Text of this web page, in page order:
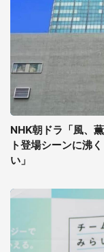
NHK朝ドラ「風、
ト登場シーンに沸
い」